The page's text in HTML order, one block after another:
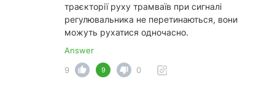
траєкторії руху трамваїв при сигналі
регулювальника не перетинаються, вони
можуть рухатися одночасно.
Answer
9
9 0